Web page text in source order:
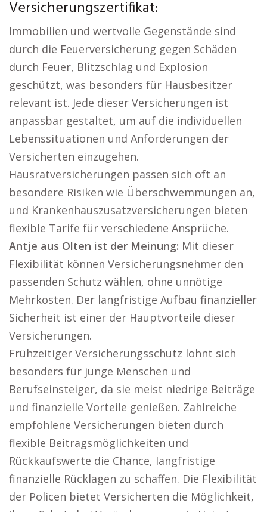
Versicherungszertifikat:
Immobilien und wertvolle Gegenstände sind
durch die Feuerversicherung gegen Schäden
durch Feuer, Blitzschlag und Explosion
geschützt, was besonders für Hausbesitzer
relevant ist. Jede dieser Versicherungen ist
anpassbar gestaltet, um auf die individuellen
Lebenssituationen und Anforderungen der
Versicherten einzugehen.
Hausratversicherungen passen sich oft an
besondere Risiken wie Überschwemmungen an,
und Krankenhauszusatzversicherungen bieten
flexible Tarife für verschiedene Ansprüche.
Antje aus Olten ist der Meinung: Mit dieser
Flexibilität können Versicherungsnehmer den
passenden Schutz wählen, ohne unnötige
Mehrkosten. Der langfristige Aufbau finanzieller
Sicherheit ist einer der Hauptvorteile dieser
Versicherungen.
Frühzeitiger Versicherungsschutz lohnt sich
besonders für junge Menschen und
Berufseinsteiger, da sie meist niedrige Beiträge
und finanzielle Vorteile genießen. Zahlreiche
empfohlene Versicherungen bieten durch
flexible Beitragsmöglichkeiten und
Rückkaufswerte die Chance, langfristige
finanzielle Rücklagen zu schaffen. Die Flexibilität
der Policen bietet Versicherten die Möglichkeit,